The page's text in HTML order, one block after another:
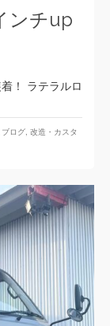
ンチup
！ ラテラルロ
ブログ, 改造・カスタ